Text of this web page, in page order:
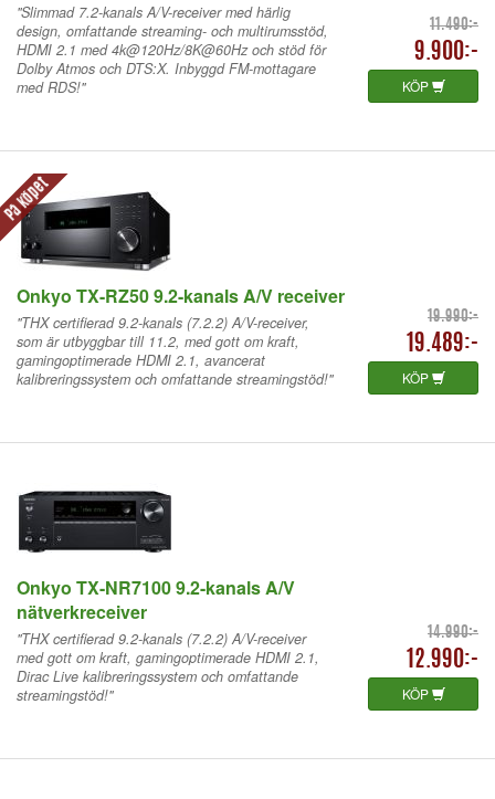
11.490:-
9.900:-
KÖP
"Slimmad 7.2-kanals A/V-receiver med härlig
design, omfattande streaming- och multirumsstöd,
HDMI 2.1 med 4k@120Hz/8K@60Hz och stöd för
Dolby Atmos och DTS:X. Inbyggd FM-mottagare
med RDS!"
På köpet
Onkyo TX-RZ50 9.2-kanals A/V receiver
19.990:-
19.489:-
KÖP
"THX certifierad 9.2-kanals (7.2.2) A/V-receiver,
som är utbyggbar till 11.2, med gott om kraft,
gamingoptimerade HDMI 2.1, avancerat
kalibreringssystem och omfattande streamingstöd!"
Onkyo TX-NR7100 9.2-kanals A/V
nätverkreceiver
14.990:-
12.990:-
KÖP
"THX certifierad 9.2-kanals (7.2.2) A/V-receiver
med gott om kraft, gamingoptimerade HDMI 2.1,
Dirac Live kalibreringssystem och omfattande
streamingstöd!"